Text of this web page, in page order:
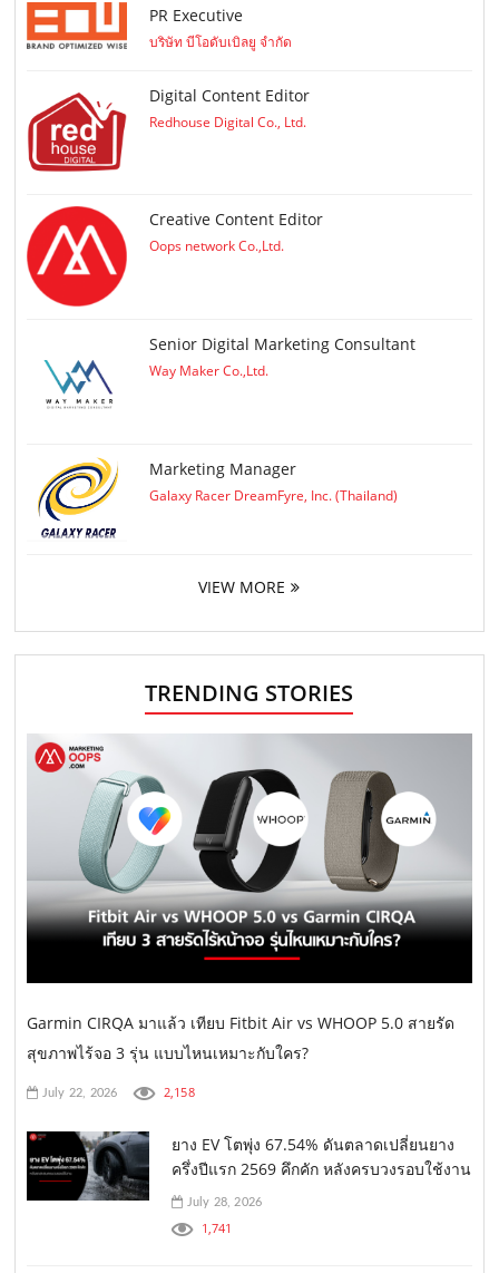
PR Executive
บริษัท บีโอดับเบิลยู จำกัด
Digital Content Editor
Redhouse Digital Co., Ltd.
Creative Content Editor
Oops network Co.,Ltd.
Senior Digital Marketing Consultant
Way Maker Co.,Ltd.
Marketing Manager
Galaxy Racer DreamFyre, Inc. (Thailand)
VIEW MORE
TRENDING STORIES
Garmin CIRQA มาแล้ว เทียบ Fitbit Air vs WHOOP 5.0 สายรัด
สุขภาพไร้จอ 3 รุ่น แบบไหนเหมาะกับใคร?
July 22, 2026 2,158
ยาง EV โตพุ่ง 67.54% ดันตลาดเปลี่ยนยาง
ครึ่งปีแรก 2569 คึกคัก หลังครบวงรอบใช้งาน
July 28, 2026
1,741